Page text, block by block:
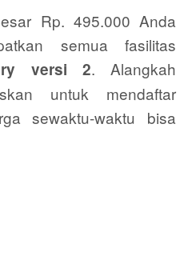
Rp. 495.000 Anda
semua fasilitas
versi 2. Alangkah
untuk mendaftar
sewaktu-waktu bisa